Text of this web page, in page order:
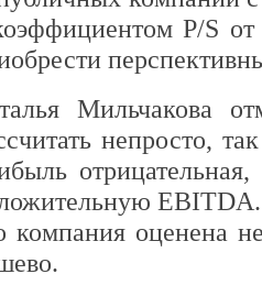
P/S
Мильчакова
непросто,
компания оценена